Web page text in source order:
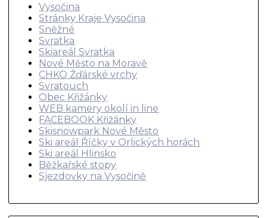
Vysočina
Stránky Kraje Vysočina
Sněžné
Svratka
Skiareál Svratka
Nové Město na Moravě
CHKO Žďárské vrchy
Svratouch
Obec Křižánky
WEB kamery okolí in line
FACEBOOK Křižánky
Skisnowpark Nové Město
Ski areál Říčky v Orlických horách
Ski areál Hlinsko
Běžkařské stopy
Sjezdovky na Vysočině